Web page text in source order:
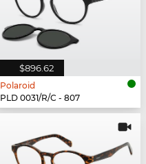
$896.62
Polaroid
PLD 0031/R/C - 807